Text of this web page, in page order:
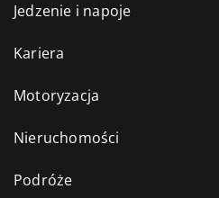
Jedzenie i napoje
Kariera
Motoryzacja
Nieruchomości
Podróże